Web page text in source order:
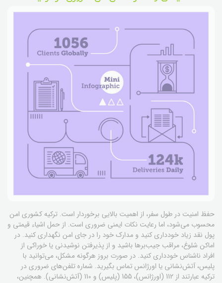
حفظ امنیت در طول سفر، از اهمیت بالایی برخوردار است. ترکیه کشوری امن
محسوب می‌شود، اما رعایت نکات ایمنی ضروری است. از حمل اشیاء قیمتی و
پول نقد زیاد خودداری کنید و مدارک خود را در جای امن نگهداری کنید. در
اماکن شلوغ، مراقب جیب‌برها باشید و از پذیرفتن نوشیدنی یا خوراکی از
افراد ناشناس خودداری کنید. در صورت بروز هرگونه مشکل، می‌توانید با
پلیس، آتش‌نشانی یا اورژانس تماس بگیرید. شماره تلفن‌های ضروری در
ترکیه عبارتند از 112 (اورژانس)، 155 (پلیس) و 110 (آتش‌نشانی). همچنین،